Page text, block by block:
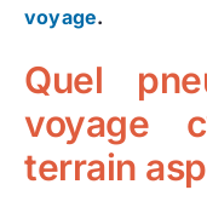
voyage.
Quel
voyage
terrain